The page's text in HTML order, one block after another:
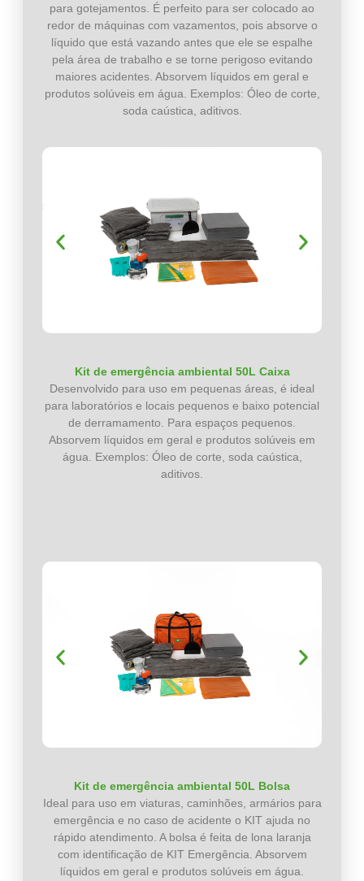
para gotejamentos. É perfeito para ser colocado ao
redor de máquinas com vazamentos, pois absorve o
líquido que está vazando antes que ele se espalhe
pela área de trabalho e se torne perigoso evitando
maiores acidentes. Absorvem líquidos em geral e
produtos solúveis em água. Exemplos: Óleo de corte,
soda caústica, aditivos.
Kit de emergência ambiental 50L Caixa
Desenvolvido para uso em pequenas áreas, é ideal
para laboratórios e locais pequenos e baixo potencial
de derramamento. Para espaços pequenos.
Absorvem líquidos em geral e produtos solúveis em
água. Exemplos: Óleo de corte, soda caústica,
aditivos.
Kit de emergência ambiental 50L Bolsa
Ideal para uso em viaturas, caminhões, armários para
emergência e no caso de acidente o KIT ajuda no
rápido atendimento. A bolsa é feita de lona laranja
com identificação de KIT Emergência. Absorvem
líquidos em geral e produtos solúveis em água.